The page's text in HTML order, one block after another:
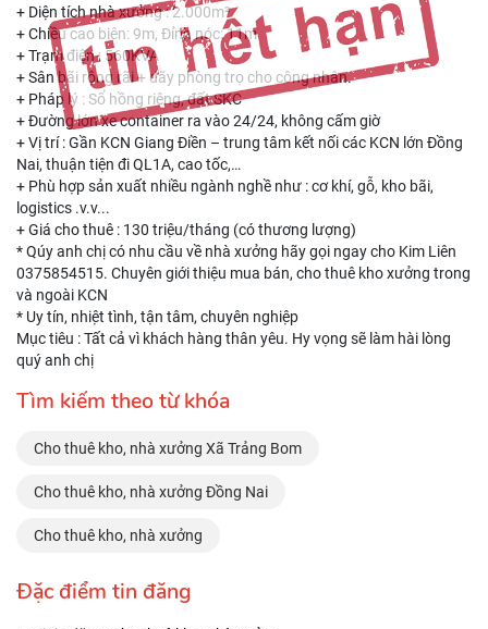
+ Diện tích nhà xưởng : 2.000m²
+ Chiều cao biên: 9m, Đỉnh nóc: 11m
+ Trạm điện : 560KVA
+ Sân bãi rộng rãi + dãy phòng trọ cho công nhân.
+ Pháp lý : Sổ hồng riêng, đất SKC
+ Đường lớn xe container ra vào 24/24, không cấm giờ
+ Vị trí : Gần KCN Giang Điền – trung tâm kết nối các KCN lớn Đồng
Nai, thuận tiện đi QL1A, cao tốc,…
+ Phù hợp sản xuất nhiều ngành nghề như : cơ khí, gỗ, kho bãi,
logistics .v.v...
+ Giá cho thuê : 130 triệu/tháng (có thương lượng)
* Qúy anh chị có nhu cầu về nhà xưởng hãy gọi ngay cho Kim Liên
0375854515. Chuyên giới thiệu mua bán, cho thuê kho xưởng trong
và ngoài KCN
* Uy tín, nhiệt tình, tận tâm, chuyên nghiệp
Mục tiêu : Tất cả vì khách hàng thân yêu. Hy vọng sẽ làm hài lòng
quý anh chị
Tìm kiếm theo từ khóa
Cho thuê kho, nhà xưởng Xã Trảng Bom
Cho thuê kho, nhà xưởng Đồng Nai
Cho thuê kho, nhà xưởng
Đặc điểm tin đăng